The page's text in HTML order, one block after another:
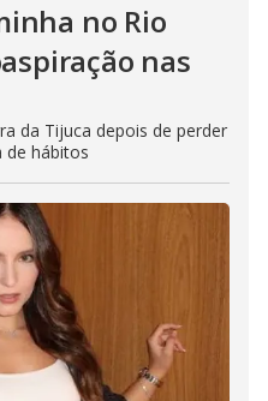
no Rio
nas
da Tijuca depois de perder
de hábitos